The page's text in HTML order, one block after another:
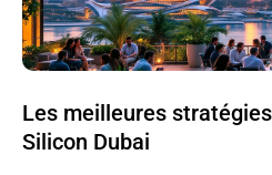
Les meilleures
Silicon Dubai